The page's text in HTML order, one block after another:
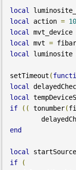
local
local
action =
local
mvt_device
local
mvt =
local
luminosite
setTimeout (
local
local
if
(( tonumber(
end
local startSource
if
(